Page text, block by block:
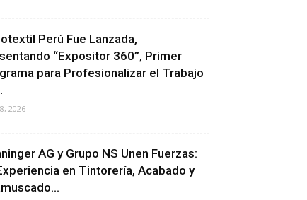
Perú Fue Lanzada,
“Expositor 360”, Primer
para Profesionalizar el Trabajo
2026
AG y Grupo NS Unen Fuerzas:
en Tintorería, Acabado y